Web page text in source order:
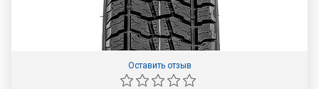
Оставить отзыв